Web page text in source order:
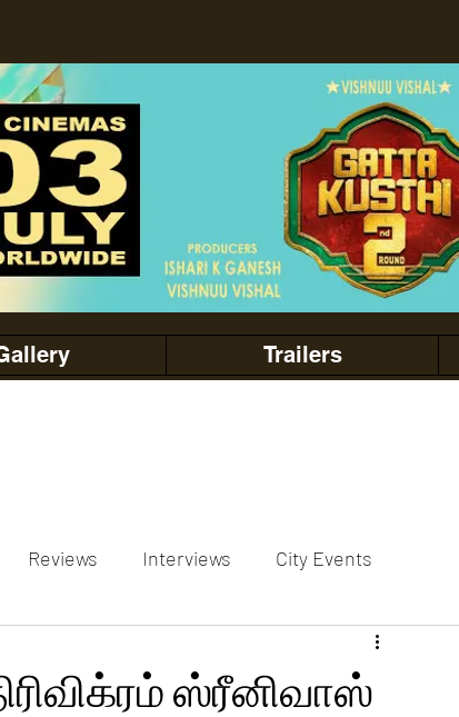
Trailers
Reviews Interviews City Events
actors gallery
ஸ்ரீனிவாஸ்